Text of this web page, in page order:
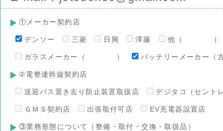
①メーカー契約店
デンソー 三菱 日興 澤藤 他（ ）
ガラスメーカー（ ） バッテリーメーカー（
②電整連斡旋契約店
送迎バス置き去り防止装置取扱店 デジタコ（セント
ＧＭＳ契約店 出張取付可店 EV充電器設置店
③業務形態について（整備・取付・交換・取扱品）